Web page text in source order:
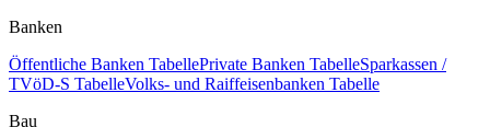
Banken
Öffentliche Banken TabellePrivate Banken TabelleSparkassen /
TVöD-S TabelleVolks- und Raiffeisenbanken Tabelle
Bau